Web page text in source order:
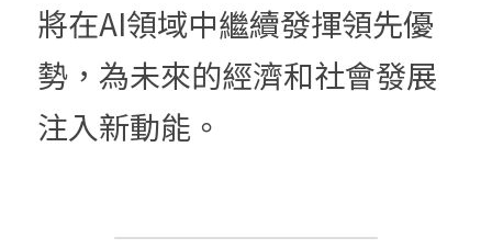
將在AI領域中繼續發揮領先優
勢，為未來的經濟和社會發展
注入新動能。